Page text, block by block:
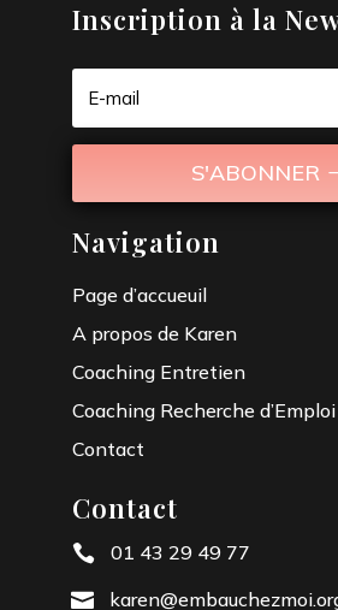
Inscription à la
S'ABONNER
Navigation
Page d’accueuil
A propos de Karen
Coaching Entretien
Coaching Recherche d’Emploi
Contact
Contact
 01 43 29 49 77
